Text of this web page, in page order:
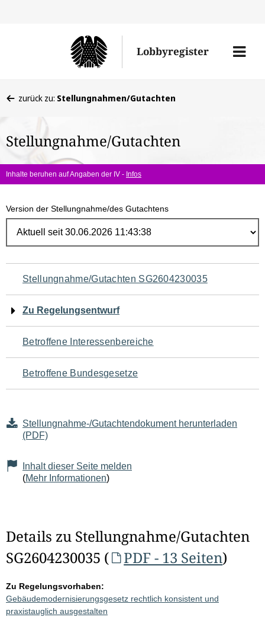
Lobbyregister
Menü
befinden
hier:
zurück zu: Stellungnahmen/Gutachten
Stellungnahme/Gutachten
Inhalte beruhen auf Angaben der IV - Infos
Version der Stellungnahme/des Gutachtens
Navigation
für
den
Seiteninhalt
Stellungnahme/Gutachten SG2604230035
Zu Regelungsentwurf
Betroffene Interessenbereiche
Betroffene Bundesgesetze
Stellungnahme-/Gutachtendokument herunterladen
(PDF)
Inhalt dieser Seite melden
(Mehr Informationen)
Details zu Stellungnahme/Gutachten
SG2604230035 (
PDF - 13 Seiten)
Zu Regelungsvorhaben:
Gebäudemodernisierungsgesetz rechtlich konsistent und
praxistauglich ausgestalten